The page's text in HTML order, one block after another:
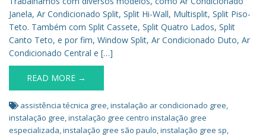
Janela, Ar Condicionado Split, Split Hi-Wall, Multisplit, Split Piso-
Teto. Também com Split Cassete, Split Quatro Lados, Split
Canto Teto, e por fim, Window Split, Ar Condicionado Duto, Ar
Condicionado Central e […]
READ MORE →
assistência técnica gree,instalação ar condicionado gree,
instalação gree,instalação gree centro instalação gree
especializada,instalação gree são paulo,instalação gree sp,